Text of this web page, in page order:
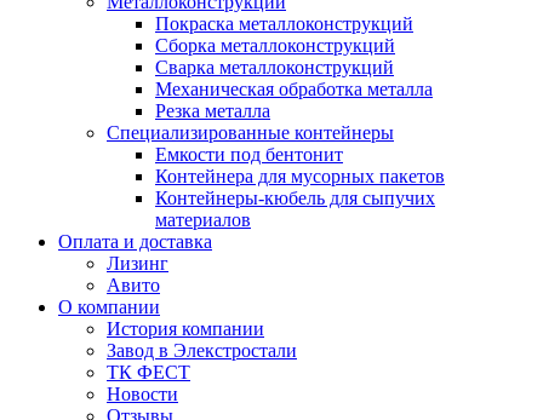
Покраска металлоконструкций
Сборка металлоконструкций
Сварка металлоконструкций
Механическая обработка металла
Резка металла
Специализированные контейнеры
Емкости под бентонит
Контейнера для мусорных пакетов
Контейнеры-кюбель для сыпучих
материалов
Оплата и доставка
Лизинг
Авито
О компании
История компании
Завод в Элекстростали
ТК ФЕСТ
Новости
Отзывы